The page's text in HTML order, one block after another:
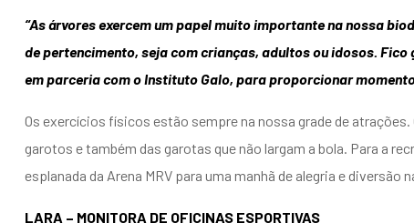
“As árvores exercem um papel muito importante na nossa
de pertencimento, seja com crianças, adultos ou idosos.
em parceria com o Instituto Galo, para proporcionar
Os exercícios físicos estão sempre na nossa grade de
garotos e também das garotas que não largam a bola. Para a
esplanada da Arena MRV para uma manhã de alegria e diversão
LARA – MONITORA DE OFICINAS ESPORTIVAS